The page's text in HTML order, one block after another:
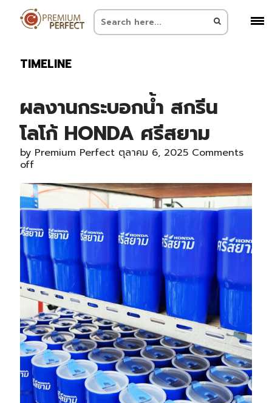
TIMELINE
ผลงานกระบอกน้ำ สกรีน
โลโก้ HONDA ศรีสยาม
by Premium Perfect ตุลาคม 6, 2025 Comments
off